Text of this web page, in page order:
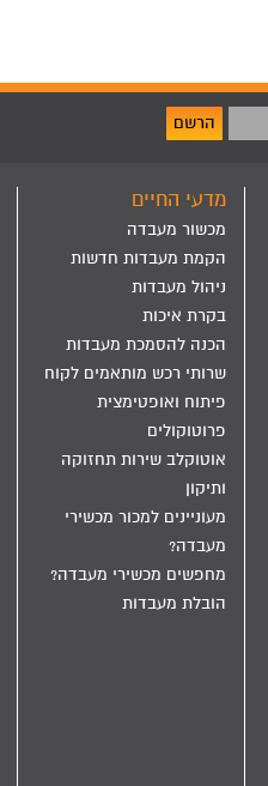
הרשם
מדעי החיים
מכשור מעבדה
הקמת מעבדות חדשות
ניהול מעבדות
בקרת איכות
הכנה להסמכת מעבדות
שרותי רכש מותאמים לקוח
פיתוח ואופטימצית
פרוטוקולים
אוטוקלב שירות תחזוקה
ותיקון
מעוניינים למכור מכשירי
מעבדה?
מחפשים מכשירי מעבדה?
הובלת מעבדות